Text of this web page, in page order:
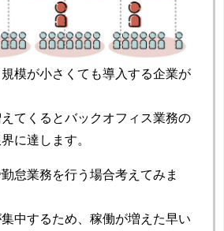
模が小さくても導入する企業が
てくるとバックオフィス業務の
に達します。
怠業務を行う場合考えてみま
中するため、稼働が増えた早い